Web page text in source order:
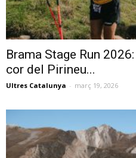
Brama Stage Run
cor del Pirineu...
Ultres Catalunya - març 19, 2026